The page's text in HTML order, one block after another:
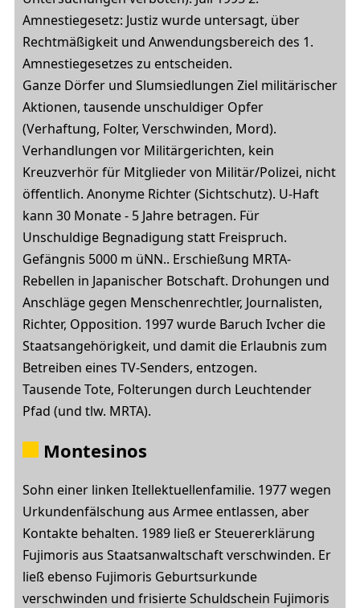
Amnestiegesetz: Justiz wurde untersagt, über
Rechtmäßigkeit und Anwendungsbereich des 1.
Amnestiegesetzes zu entscheiden.
Ganze Dörfer und Slumsiedlungen Ziel militärischer
Aktionen, tausende unschuldiger Opfer
(Verhaftung, Folter, Verschwinden, Mord).
Verhandlungen vor Militärgerichten, kein
Kreuzverhör für Mitglieder von Militär/Polizei, nicht
öffentlich. Anonyme Richter (Sichtschutz). U-Haft
kann 30 Monate - 5 Jahre betragen. Für
Unschuldige Begnadigung statt Freispruch.
Gefängnis 5000 m üNN.. Erschießung MRTA-
Rebellen in Japanischer Botschaft. Drohungen und
Anschläge gegen Menschenrechtler, Journalisten,
Richter, Opposition. 1997 wurde Baruch Ivcher die
Staatsangehörigkeit, und damit die Erlaubnis zum
Betreiben eines TV-Senders, entzogen.
Tausende Tote, Folterungen durch Leuchtender
Pfad (und tlw. MRTA).
Montesinos
Sohn einer linken Itellektuellenfamilie. 1977 wegen
Urkundenfälschung aus Armee entlassen, aber
Kontakte behalten. 1989 ließ er Steuererklärung
Fujimoris aus Staatsanwaltschaft verschwinden. Er
ließ ebenso Fujimoris Geburtsurkunde
verschwinden und frisierte Schuldschein Fujimoris